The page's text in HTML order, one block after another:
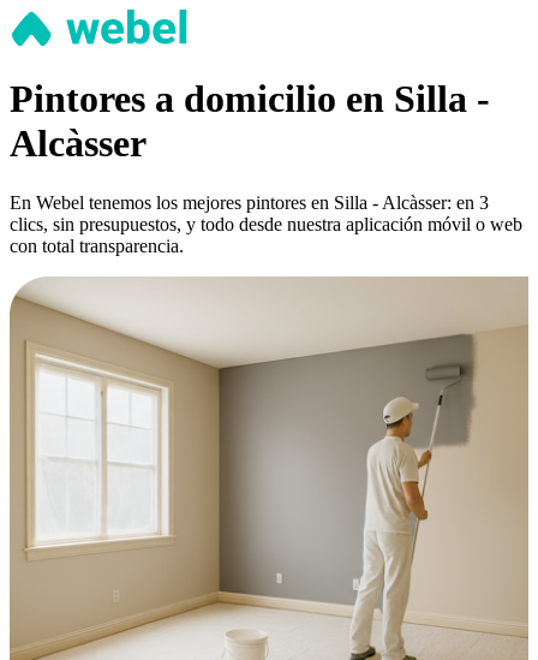
Pintores a domicilio en Silla -
Alcàsser
En Webel tenemos los mejores pintores en Silla - Alcàsser: en 3
clics, sin presupuestos, y todo desde nuestra aplicación móvil o web
con total transparencia.